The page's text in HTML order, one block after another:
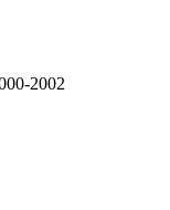
2002